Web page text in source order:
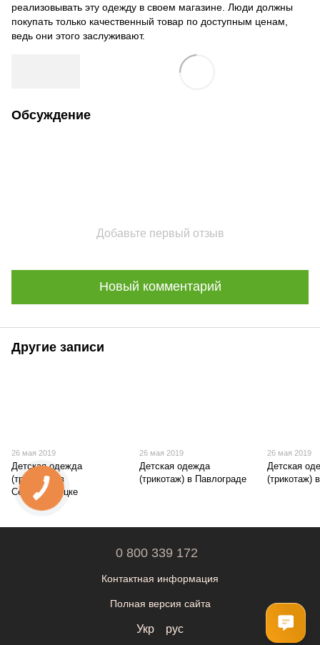
реализовывать эту одежду в своем магазине. Люди должны
покупать только качественный товар по доступным ценам,
ведь они этого заслуживают.
Обсуждение
Добавьте первый отзыв
Новый комментарий
Другие записи
26 мая 2019
Детская одежда
(трикотаж) в
Северодонецке
26 мая 2019
Детская одежда
(трикотаж) в Павлограде
26 мая 2019
Детская
(трикотаж)
0 800 339 172
Контактная информация
Полная версия сайта
Укр рус